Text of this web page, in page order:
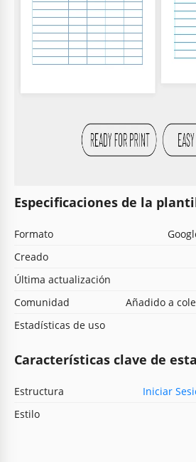
Especificaciones de la
Formato
Creado
Última actualización
Comunidad
Añadido a
Estadísticas de uso
Características clave de
Estructura
Iniciar
Estilo